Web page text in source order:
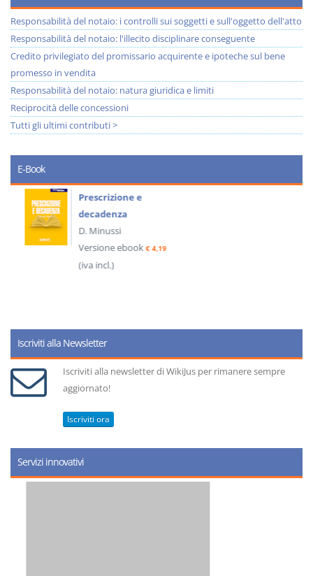
Responsabilità del notaio: i controlli sui soggetti e sull'oggetto dell'atto
Responsabilità del notaio: l'illecito disciplinare conseguente
Credito privilegiato del promissario acquirente e ipoteche sul bene
promesso in vendita
Responsabilità del notaio: natura giuridica e limiti
Reciprocità delle concessioni
Tutti gli ultimi contributi >
E-Book
Prescrizione e
decadenza
D. Minussi
Versione ebook€ 4,19
(iva incl.)
Iscriviti alla Newsletter
Iscriviti alla newsletter di WikiJus per rimanere sempre
aggiornato!
Iscriviti ora
Servizi innovativi